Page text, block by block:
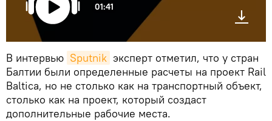
01:41
В интервью Sputnik эксперт отметил, что у стран
Балтии были определенные расчеты на проект Rail
Baltica, но не столько как на транспортный объект,
столько как на проект, который создаcт
дополнительные рабочие места.